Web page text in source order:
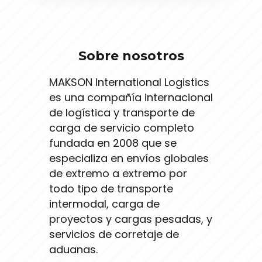
Sobre nosotros
MAKSON International Logistics
es una compañía internacional
de logística y transporte de
carga de servicio completo
fundada en 2008 que se
especializa en envíos globales
de extremo a extremo por
todo tipo de transporte
intermodal, carga de
proyectos y cargas pesadas, y
servicios de corretaje de
aduanas.